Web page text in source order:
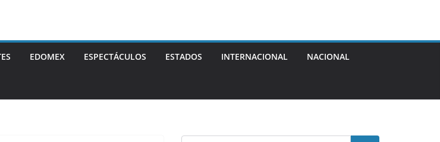
EDOMEX ESPECTÁCULOS ESTADOS INTERNACIONAL NACIONAL